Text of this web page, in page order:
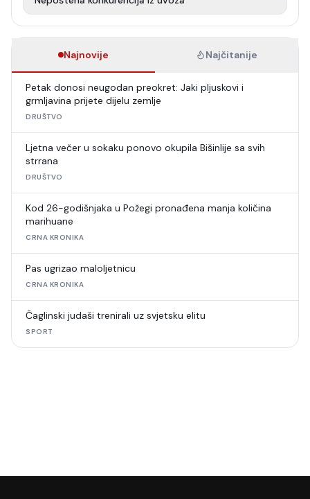
Najnovije Najčitanije
Petak donosi neugodan preokret: Jaki pljuskovi i
grmljavina prijete dijelu zemlje
DRUŠTVO
Ljetna večer u sokaku ponovo okupila Bišinlije sa svih
strrana
DRUŠTVO
Kod 26-godišnjaka u Požegi pronađena manja količina
marihuane
CRNA KRONIKA
Pas ugrizao maloljetnicu
CRNA KRONIKA
Čaglinski judaši trenirali uz svjetsku elitu
SPORT